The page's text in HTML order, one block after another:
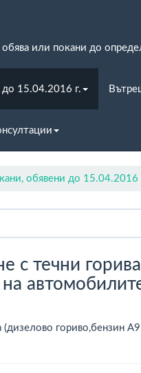
или покани до
15.04.2016 г.
обявени до 15.04.2016
с течни
гориво,бензин